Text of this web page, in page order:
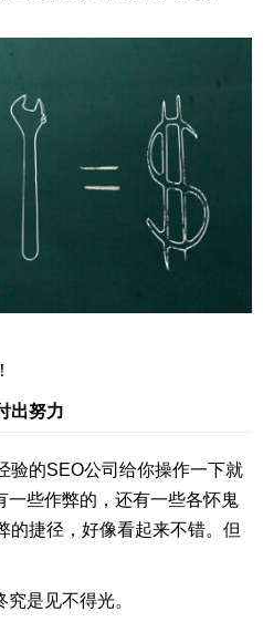
出努力
验的SEO公司给你操作一下就
一些作弊的，还有一些各怀鬼
的捷径，好像看起来不错。但
是见不得光。